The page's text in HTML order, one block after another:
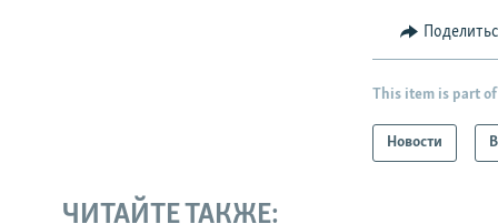
This item is part of
Новости
ЧИТАЙТЕ ТАКЖЕ: